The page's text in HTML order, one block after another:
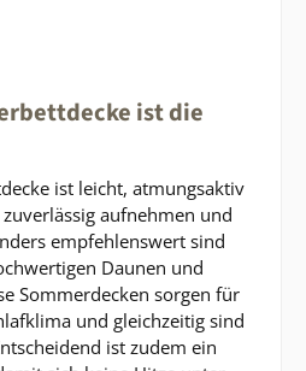
ist die
ist leicht, atmungsaktiv
aufnehmen und
empfehlenswert sind
Daunen und
Sommerdecken sorgen für
und gleichzeitig sind
ist zudem ein